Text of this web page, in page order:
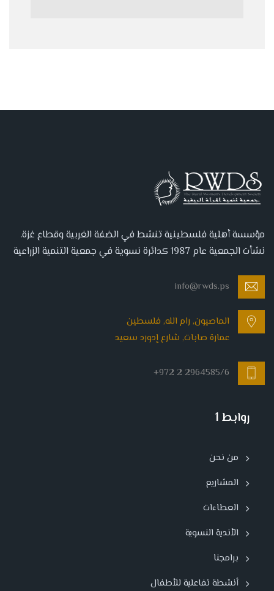
مؤسسة أهلية فلسطينية تنشط في الضفة الغربية وقطاع غزة.
نشأت الجمعية عام 1987 كدائرة نسوية في جمعية التنمية الزراعية
info@rwds.ps
الماصيون, رام الله, فلسطين
عمارة صابات, شارع إدورد سعيد
+972 2 2964585/6
روابط 1
من نحن
المشاريع
العطاءات
الأندية النسوية
برامجنا
أنشطة تفاعلية للأطفال